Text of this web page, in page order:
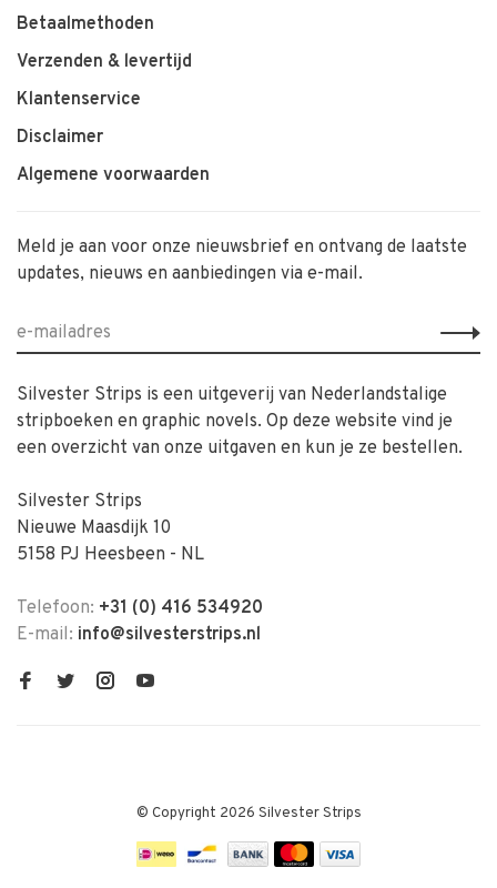
Betaalmethoden
Verzenden & levertijd
Klantenservice
Disclaimer
Algemene voorwaarden
Meld je aan voor onze nieuwsbrief en ontvang de laatste
updates, nieuws en aanbiedingen via e-mail.
Silvester Strips is een uitgeverij van Nederlandstalige
stripboeken en graphic novels. Op deze website vind je
een overzicht van onze uitgaven en kun je ze bestellen.
Silvester Strips
Nieuwe Maasdijk 10
5158 PJ Heesbeen - NL
Telefoon: +31 (0) 416 534920
E-mail: info@silvesterstrips.nl
© Copyright 2026 Silvester Strips